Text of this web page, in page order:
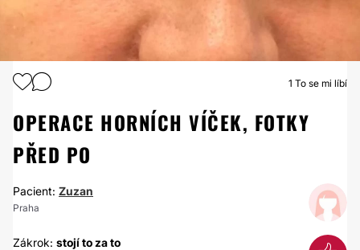
OPERACE OČNÍCH VÍČEK
1 To se mi líbí
OPERACE HORNÍCH VÍČEK, FOTKY
PŘED PO
Pacient: Zuzan
Praha
Zákrok: stojí to za to